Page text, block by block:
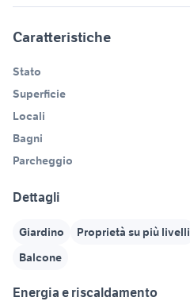
Caratteristiche
Stato
Superficie
Locali
Bagni
Parcheggio
Dettagli
Giardino Proprietà su più livelli
Balcone
Energia e riscaldamento